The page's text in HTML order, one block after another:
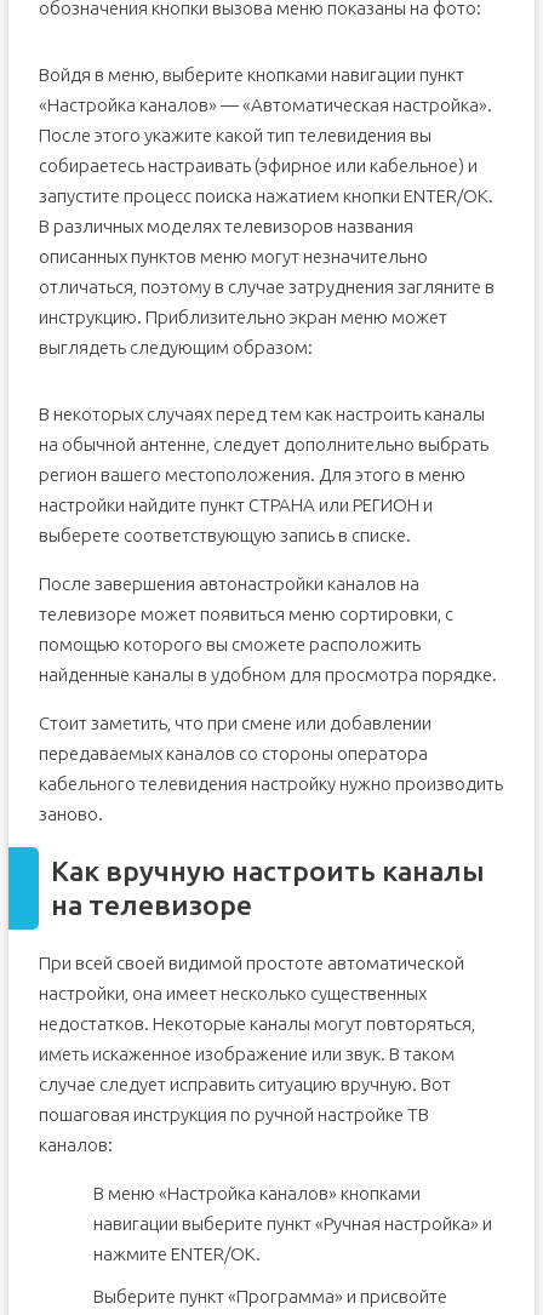
обозначения кнопки вызова меню показаны на фото:
Войдя в меню, выберите кнопками навигации пункт
«Настройка каналов» — «Автоматическая настройка».
После этого укажите какой тип телевидения вы
собираетесь настраивать (эфирное или кабельное) и
запустите процесс поиска нажатием кнопки ENTER/OK.
В различных моделях телевизоров названия
описанных пунктов меню могут незначительно
отличаться, поэтому в случае затруднения загляните в
инструкцию. Приблизительно экран меню может
выглядеть следующим образом:
В некоторых случаях перед тем как настроить каналы
на обычной антенне, следует дополнительно выбрать
регион вашего местоположения. Для этого в меню
настройки найдите пункт СТРАНА или РЕГИОН и
выберете соответствующую запись в списке.
После завершения автонастройки каналов на
телевизоре может появиться меню сортировки, с
помощью которого вы сможете расположить
найденные каналы в удобном для просмотра порядке.
Стоит заметить, что при смене или добавлении
передаваемых каналов со стороны оператора
кабельного телевидения настройку нужно производить
заново.
Как вручную настроить каналы
на телевизоре
При всей своей видимой простоте автоматической
настройки, она имеет несколько существенных
недостатков. Некоторые каналы могут повторяться,
иметь искаженное изображение или звук. В таком
случае следует исправить ситуацию вручную. Вот
пошаговая инструкция по ручной настройке ТВ
каналов:
В меню «Настройка каналов» кнопками
навигации выберите пункт «Ручная настройка» и
нажмите ENTER/OK.
Выберите пункт «Программа» и присвойте